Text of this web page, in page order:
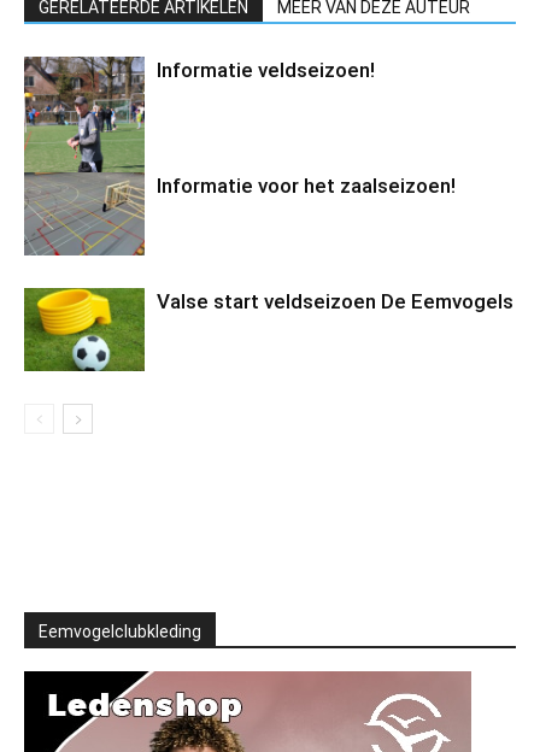
GERELATEERDE ARTIKELEN MEER VAN DEZE AUTEUR
Informatie veldseizoen!
Informatie voor het zaalseizoen!
Valse start veldseizoen De Eemvogels
Eemvogelclubkleding